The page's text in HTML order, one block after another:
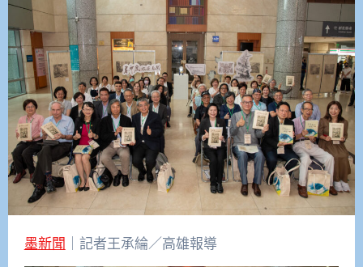
墨新聞 ｜記者王承綸／高雄報導